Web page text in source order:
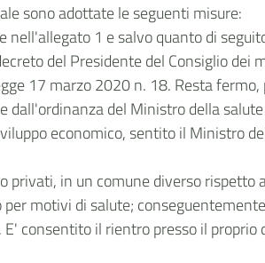
sono adottate le seguenti misure:
1 e salvo quanto di
del Presidente del Consiglio dei
17 marzo 2020 n. 18. Resta
dall'ordinanza del Ministro della
economico, sentito il Ministro
in un comune diverso rispetto
motivi di salute;
consentito il rientro presso il proprio